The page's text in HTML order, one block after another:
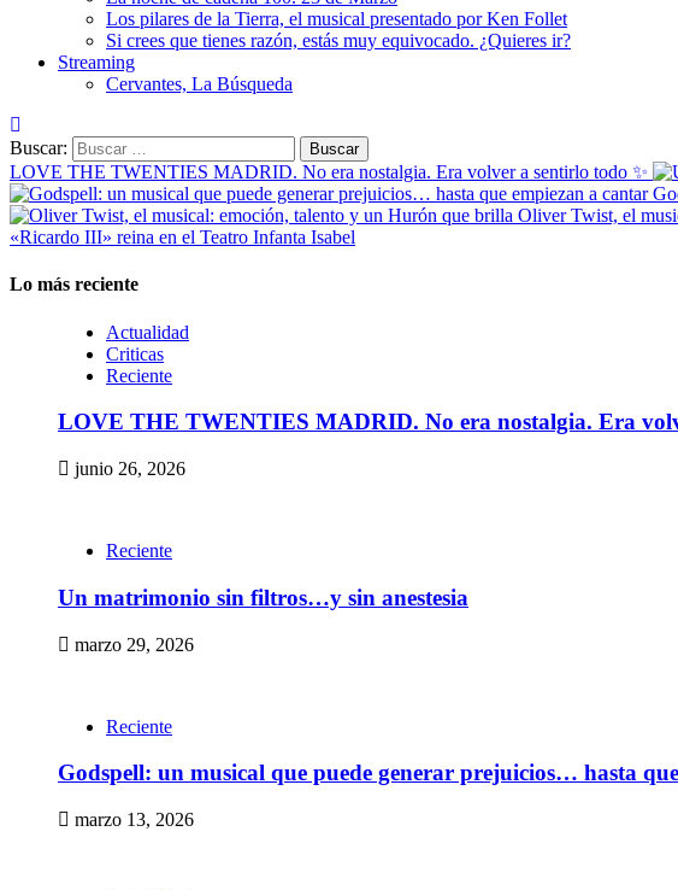
Los pilares de la Tierra, el musical presentado por Ken Follet
Si crees que tienes razón, estás muy equivocado. ¿Quieres ir?
Streaming
Cervantes, La Búsqueda
Buscar:
LOVE THE TWENTIES MADRID. No era nostalgia. Era volver a sentirlo todo ✨
Oliver Twist, el
«Ricardo III» reina en el Teatro Infanta Isabel
Lo más reciente
Actualidad
Criticas
Reciente
LOVE THE TWENTIES MADRID. No era nostalgia. Era
junio 26, 2026
Reciente
Un matrimonio sin filtros…y sin anestesia
marzo 29, 2026
Reciente
Godspell: un musical que puede generar prejuicios… hasta
marzo 13, 2026